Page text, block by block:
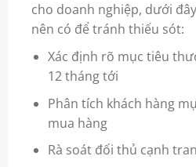
cho doanh nghiệp, dưới
nên có để tránh thiếu sót:
Xác định rõ mục tiêu
12 tháng tới
Phân tích khách hàng
mua hàng
Rà soát đối thủ cạnh